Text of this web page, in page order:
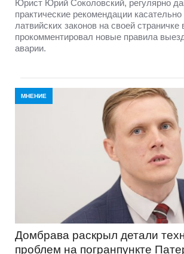
Юрист Юрий Соколовский, регулярно
практические рекомендации
латвийских законов на своей страничке
прокомментировал новые правила
аварии.
МНЕНИЕ
Домбравa раскрыл детали
проблем на погранпункте